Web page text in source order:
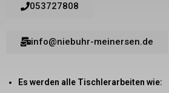
053727808
info@niebuhr-meinersen.de
Es werden alle Tischlerarbeiten wie: